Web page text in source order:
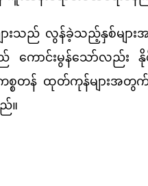
ည် လွန်ခဲ့သည့်နှစ်များအတွ
ောင်းမွန်သော်လည်း နို
စ္စတန် ထုတ်ကုန်များအတွက်
။
: